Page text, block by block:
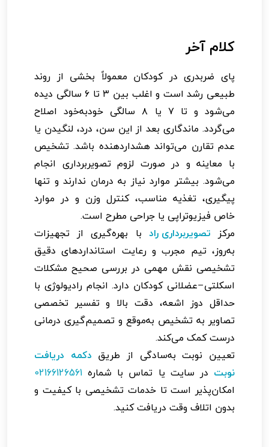
کلام آخر
پای ضربدری در کودکان معمولاً بخشی از روند
طبیعی رشد است و اغلب بین ۳ تا ۶ سالگی دیده
می‌شود و تا ۷ یا ۸ سالگی خودبه‌خود اصلاح
می‌گردد. ماندگاری بعد از این سن، درد، لنگیدن یا
عدم تقارن می‌تواند هشداردهنده باشد. تشخیص
با معاینه و در صورت لزوم تصویربرداری انجام
می‌شود. بیشتر موارد نیاز به درمان ندارند و تنها
پیگیری، تغذیه مناسب، کنترل وزن و در موارد
خاص فیزیوتراپی یا جراحی مطرح است.
مرکز تصویربرداری راد با بهره‌گیری از تجهیزات
به‌روز، تیم مجرب و رعایت استانداردهای دقیق
تشخیصی نقش مهمی در بررسی صحیح مشکلات
اسکلتی–عضلانی کودکان دارد. انجام رادیولوژی با
حداقل دوز اشعه، دقت بالا و تفسیر تخصصی
تصاویر به تشخیص به‌موقع و تصمیم‌گیری درمانی
درست کمک می‌کند.
تعیین نوبت به‌سادگی از طریق دکمه دریافت
نوبت در سایت یا تماس با شماره 02166126561
امکان‌پذیر است تا خدمات تشخیصی با کیفیت و
بدون اتلاف وقت دریافت کنید.